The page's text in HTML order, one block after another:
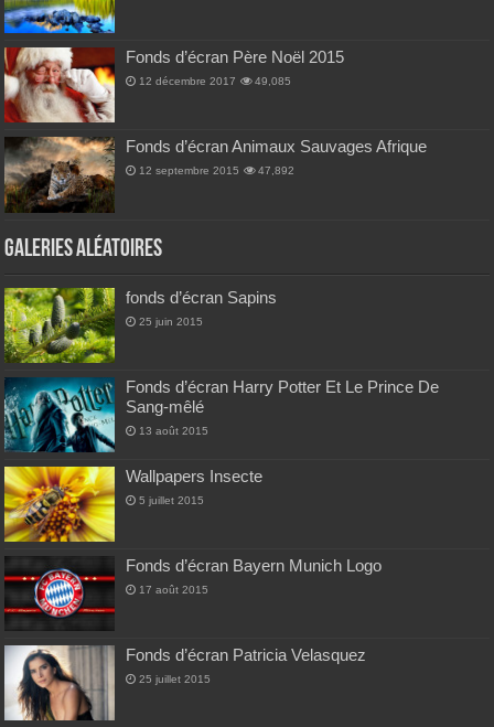
Fonds d’écran Père Noël 2015
12 décembre 2017 49,085
Fonds d’écran Animaux Sauvages Afrique
12 septembre 2015 47,892
Galeries Aléatoires
fonds d’écran Sapins
25 juin 2015
Fonds d’écran Harry Potter Et Le Prince De
Sang-mêlé
13 août 2015
Wallpapers Insecte
5 juillet 2015
Fonds d’écran Bayern Munich Logo
17 août 2015
Fonds d’écran Patricia Velasquez
25 juillet 2015